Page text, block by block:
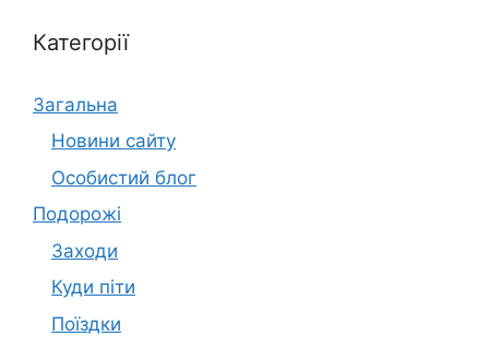
Категорії
Загальна
Новини сайту
Особистий блог
Подорожі
Заходи
Куди піти
Поїздки